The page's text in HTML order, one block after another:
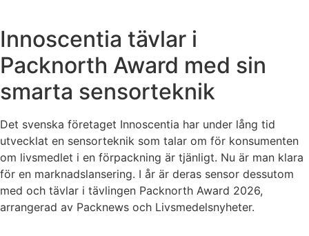
Innoscentia tävlar i
Packnorth Award med sin
smarta sensorteknik
Det svenska företaget Innoscentia har under lång tid
utvecklat en sensorteknik som talar om för konsumenten
om livsmedlet i en förpackning är tjänligt. Nu är man klara
för en marknadslansering. I år är deras sensor dessutom
med och tävlar i tävlingen Packnorth Award 2026,
arrangerad av Packnews och Livsmedelsnyheter.